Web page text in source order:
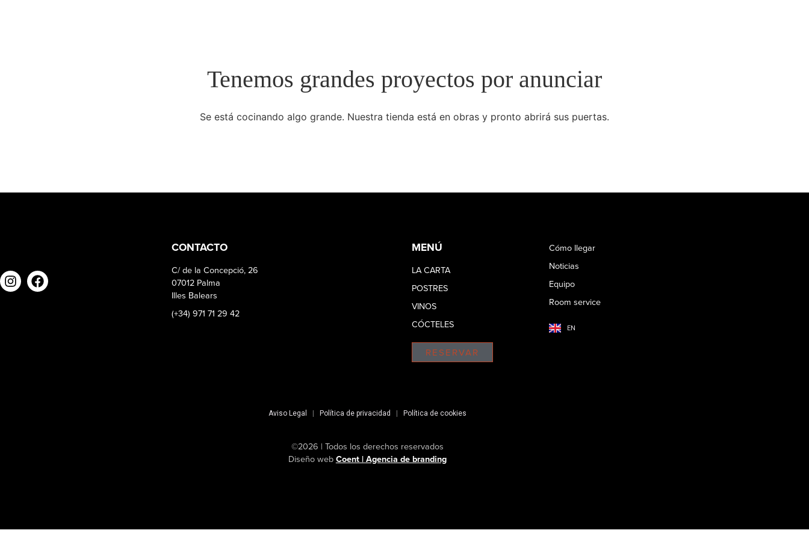
Tenemos grandes proyectos por anunciar
Se está cocinando algo grande. Nuestra tienda está en obras y pronto abrirá sus puertas.
CONTACTO
C/ de la Concepció, 26
07012 Palma
Illes Balears
(+34) 971 71 29 42
MENÚ
LA CARTA
POSTRES
VINOS
CÓCTELES
RESERVAR
Cómo llegar
Noticias
Equipo
Room service
EN
Aviso Legal Política de privacidad Política de cookies
©2026 | Todos los derechos reservados
Diseño webCoent | Agencia de branding